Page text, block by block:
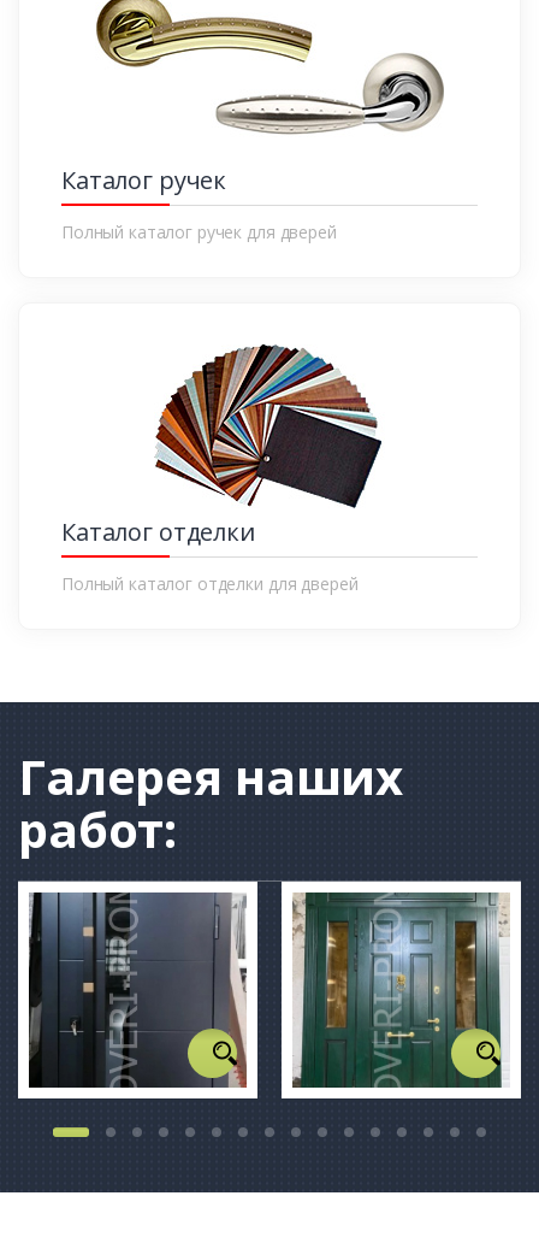
Каталог ручек
Полный каталог ручек для дверей
Каталог отделки
Полный каталог отделки для дверей
Галерея наших
работ: